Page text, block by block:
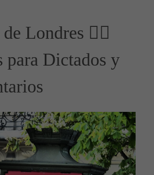
Londres ✍🏻
para Dictados y